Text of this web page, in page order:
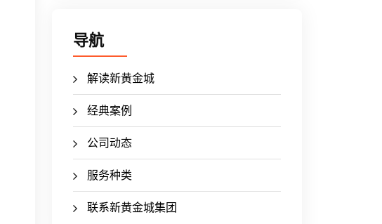
导航
解读新黄金城
经典案例
公司动态
服务种类
联系新黄金城集团